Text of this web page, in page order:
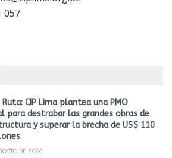
057
Ruta: CIP Lima plantea una PMO
para destrabar las grandes obras de
y superar la brecha de US$ 110
DE 2026